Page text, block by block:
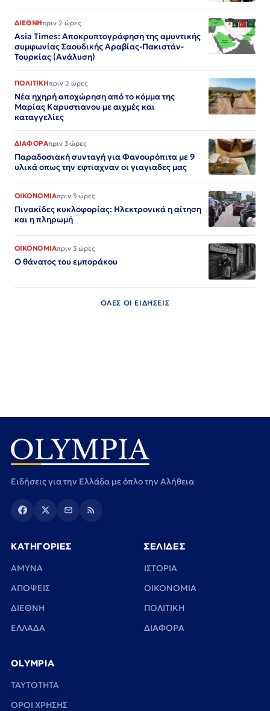
ΔΙΕΘΝΗπριν 2 ώρες
Asia Times: Αποκρυπτογράφηση της αμυντικής
συμφωνίας Σαουδικής Αραβίας-Πακιστάν-
Τουρκίας (Ανάλυση)
ΠΟΛΙΤΙΚΗπριν 2 ώρες
Νέα ηχηρή αποχώρηση από το κόμμα της
Μαρίας Καρυστιανου με αιχμές και
καταγγελίες
ΔΙΑΦΟΡΑπριν 3 ώρες
Παραδοσιακή συνταγή για Φανουρόπιτα με 9
υλικά οπως την εφτιαχναν οι γιαγιαδες μας
ΟΙΚΟΝΟΜΙΑπριν 3 ώρες
Πινακίδες κυκλοφορίας: Ηλεκτρονικά η αίτηση
και η πληρωμή
ΟΙΚΟΝΟΜΙΑπριν 3 ώρες
Ο θάνατος του εμποράκου
ΟΛΕΣ ΟΙ ΕΙΔΗΣΕΙΣ
Ειδήσεις για την Ελλάδα με όπλο την Αλήθεια
ΚΑΤΗΓΟΡΙΕΣ
ΑΜΥΝΑ
ΑΠΟΨΕΙΣ
ΔΙΕΘΝΗ
ΕΛΛΑΔΑ
ΣΕΛΙΔΕΣ
ΙΣΤΟΡΙΑ
ΟΙΚΟΝΟΜΙΑ
ΠΟΛΙΤΙΚΗ
ΔΙΑΦΟΡΑ
OLYMPIA
TAYTOTHTA
ΟΡΟΙ ΧΡΗΣΗΣ